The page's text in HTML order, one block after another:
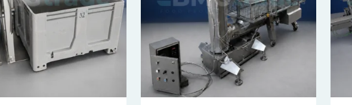
Guardar mis preferencias Aceptar todo